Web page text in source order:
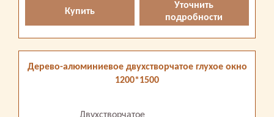
Купить
Уточнить
подробности
Дерево-алюминиевое двухстворчатое глухое окно
1200*1500